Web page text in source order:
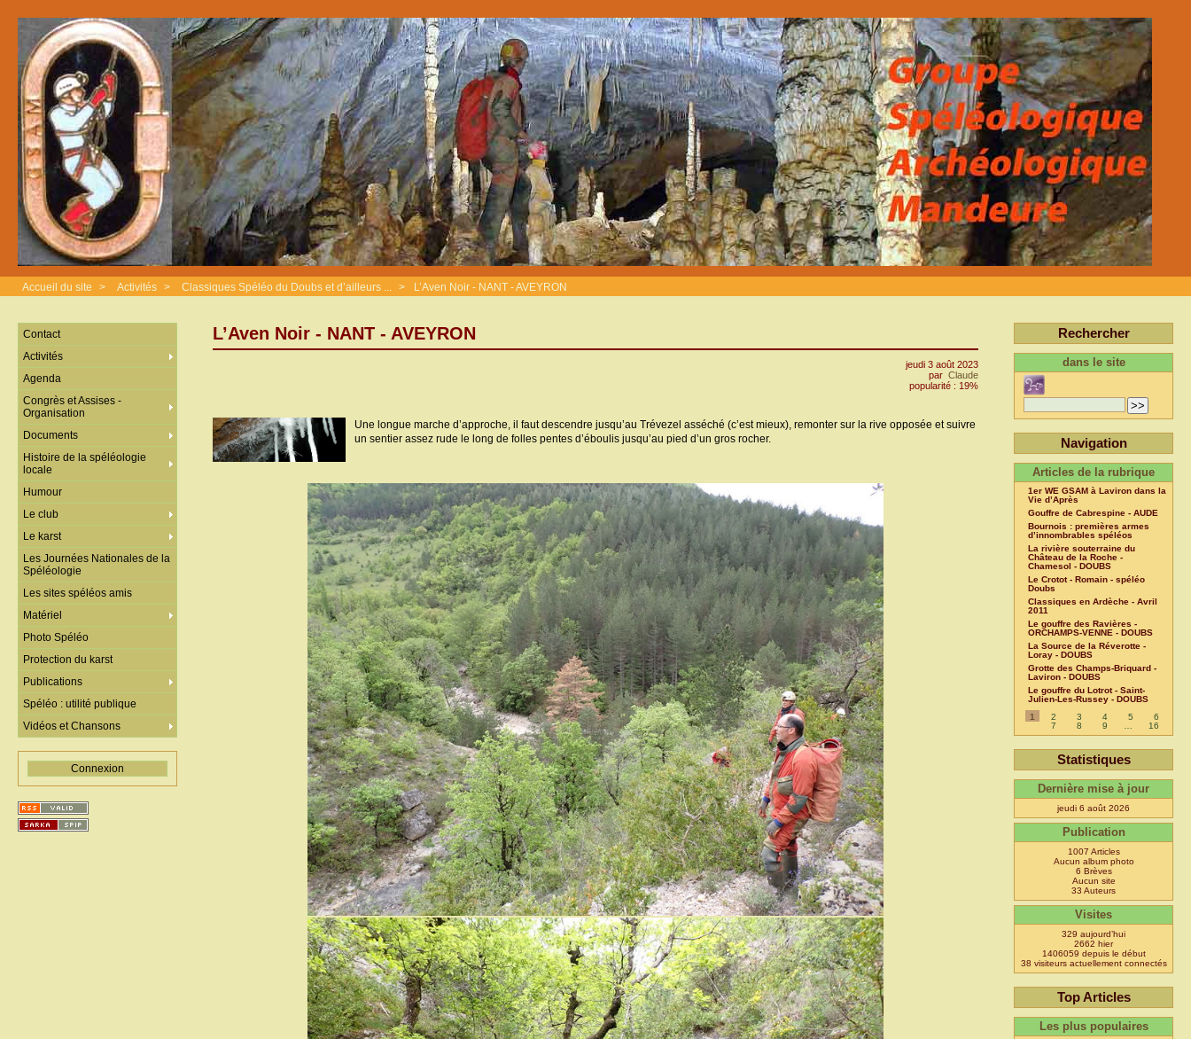
Accueil du site > Activités > Classiques Spéléo du Doubs et d’ailleurs ... > L’Aven Noir - NANT - AVEYRON
L’Aven Noir - NANT - AVEYRON
jeudi 3 août 2023
par Claude
popularité : 19%
Une longue marche d’approche, il faut descendre jusqu’au Trévezel asséché (c’est mieux), remonter sur la rive opposée et suivre
un sentier assez rude le long de folles pentes d’éboulis jusqu’au pied d’un gros rocher.
Contact
Activités
Agenda
Congrès et Assises -
Organisation
Documents
Histoire de la spéléologie
locale
Humour
Le club
Le karst
Les Journées Nationales de la
Spéléologie
Les sites spéléos amis
Matériel
Photo Spéléo
Protection du karst
Publications
Spéléo : utilité publique
Vidéos et Chansons
Connexion
Rechercher
dans le site
Navigation
Articles de la rubrique
1er WE GSAM à Laviron dans la
Vie d’Après
Gouffre de Cabrespine - AUDE
Bournois : premières armes
d’innombrables spéléos
La rivière souterraine du
Château de la Roche -
Chamesol - DOUBS
Le Crotot - Romain - spéléo
Doubs
Classiques en Ardèche - Avril
2011
Le gouffre des Ravières -
ORCHAMPS-VENNE - DOUBS
La Source de la Réverotte -
Loray - DOUBS
Grotte des Champs-Briquard -
Laviron - DOUBS
Le gouffre du Lotrot - Saint-
Julien-Les-Russey - DOUBS
1
2 3 4 5
6
7
8 9 16
Statistiques
Dernière mise à jour
jeudi 6 août 2026
Publication
1007 Articles
Aucun album photo
6 Brèves
Aucun site
33 Auteurs
Visites
329 aujourd’hui
2662 hier
1406059 depuis le début
38 visiteurs actuellement connectés
Top Articles
Les plus populaires